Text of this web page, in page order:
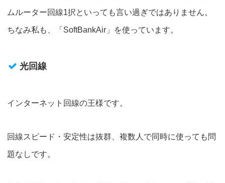
ムルーター回線1択といっても言い過ぎではありません。
ちなみ私も、「SoftBankAir」を使っています。
光回線
インターネット回線の王様です。
回線スピード・安定性は抜群、複数人で同時に使っても問
題なしです。